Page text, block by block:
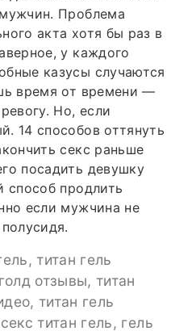
Проблема
акта хотя бы раз в
у каждого
казусы случаются
время от времени —
Но, если
14 способов оттянуть
секс раньше
посадить девушку
способ продлить
если мужчина не
титан гель
отзывы, титан
титан гель
титан гель, гель